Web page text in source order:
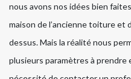
nous avons nos idées bien
maison de l’ancienne toiture
dessus. Mais la réalité nous
plusieurs paramètres à prendre